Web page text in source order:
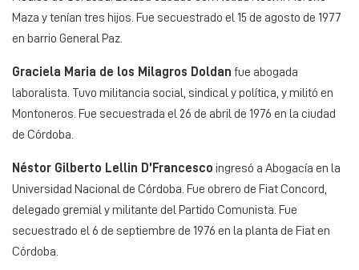
Maza y tenían tres hijos. Fue secuestrado el 15 de agosto de 1977
en barrio General Paz.
Graciela Maria de los Milagros Doldan fue abogada
laboralista. Tuvo militancia social, sindical y política, y militó en
Montoneros. Fue secuestrada el 26 de abril de 1976 en la ciudad
de Córdoba.
Néstor Gilberto Lellin D’Francesco ingresó a Abogacía en la
Universidad Nacional de Córdoba. Fue obrero de Fiat Concord,
delegado gremial y militante del Partido Comunista. Fue
secuestrado el 6 de septiembre de 1976 en la planta de Fiat en
Córdoba.